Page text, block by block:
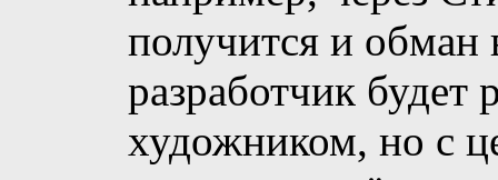
получится и обман
разработчик будет
художником, но с